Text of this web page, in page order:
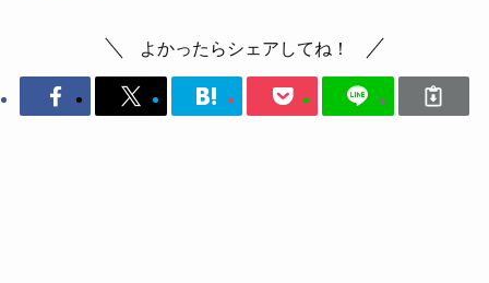
よかったらシェアしてね！